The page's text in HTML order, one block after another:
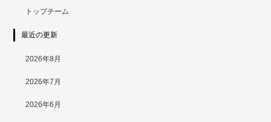
トップチーム
最近の更新
2026年8月
2026年7月
2026年6月